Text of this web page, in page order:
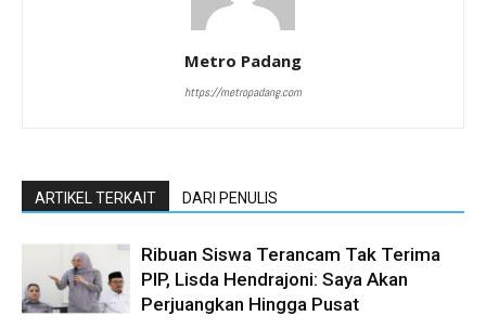
Metro Padang
https://metropadang.com
ARTIKEL TERKAIT DARI PENULIS
Ribuan Siswa Terancam Tak Terima
PIP, Lisda Hendrajoni: Saya Akan
Perjuangkan Hingga Pusat